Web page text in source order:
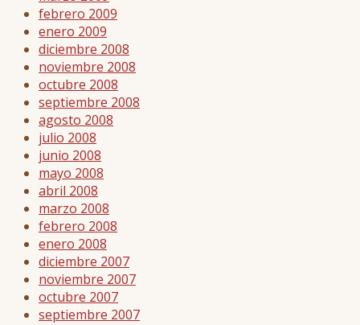
febrero 2009
enero 2009
diciembre 2008
noviembre 2008
octubre 2008
septiembre 2008
agosto 2008
julio 2008
junio 2008
mayo 2008
abril 2008
marzo 2008
febrero 2008
enero 2008
diciembre 2007
noviembre 2007
octubre 2007
septiembre 2007